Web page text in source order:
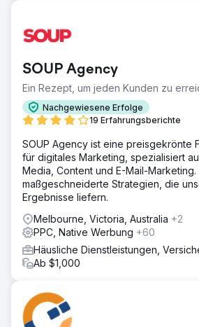
SOUP Agency
Ein Rezept, um jeden Kunden zu
Nachgewiesene Erfolge
19 Erfahrungsberichte
SOUP Agency ist eine preisgekrönte
für digitales Marketing, spezialisiert
Media, Content und E-Mail-
maßgeschneiderte Strategien, die
Ergebnisse liefern.
Melbourne, Victoria, Australia +2
PPC, Native Werbung +60
Häusliche Dienstleistungen,
Ab $1,000